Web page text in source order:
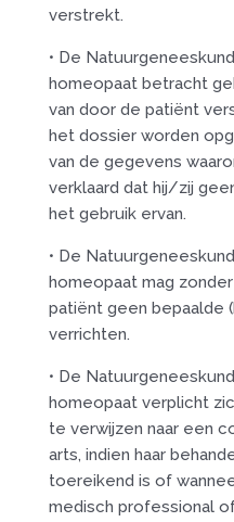
verstrekt.
• De
homeopaat betracht
van door de patiënt
het dossier worden
van de gegevens
verklaard dat hij/zij
het gebruik ervan.
• De
homeopaat mag
patiënt geen bepaalde
verrichten.
• De
homeopaat verplicht
te verwijzen naar een
arts, indien haar
toereikend is of
medisch professional